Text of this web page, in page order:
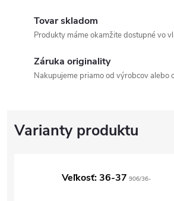
Tovar skladom
Produkty máme okamžite dostupné vo
Záruka originality
Nakupujeme priamo od výrobcov alebo
Veľkosť: 36-37 906/36-